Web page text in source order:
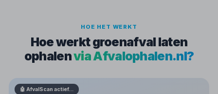
HOE HET WERKT
Hoe werkt groenafval laten
ophalenvia Afvalophalen.nl?
🤖 AfvalScan actief…